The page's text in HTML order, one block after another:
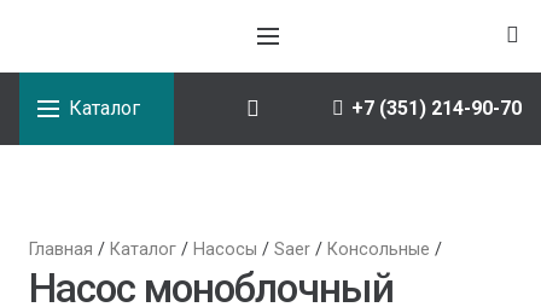
Каталог +7 (351) 214-90-70
Главная / Каталог / Насосы / Saer / Консольные /
Насос моноблочный